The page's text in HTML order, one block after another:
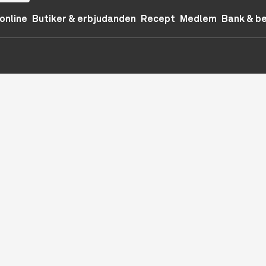
Butiker & erbjudanden Recept Medlem Bank &